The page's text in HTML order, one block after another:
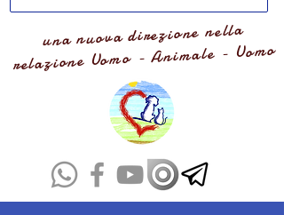
una nuova direzione nella
relazione Uomo - Animale - Uomo